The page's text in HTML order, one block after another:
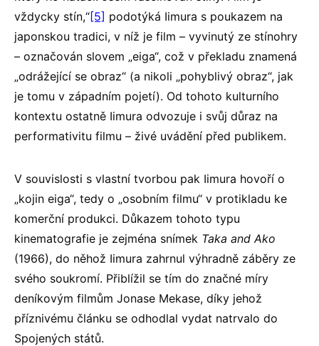
vždycky stín,“[5] podotýká Iimura s poukazem na
japonskou tradici, v níž je film – vyvinutý ze stínohry
– označován slovem „eiga“, což v překladu znamená
„odrážející se obraz“ (a nikoli „pohyblivý obraz“, jak
je tomu v západním pojetí). Od tohoto kulturního
kontextu ostatně Iimura odvozuje i svůj důraz na
performativitu filmu – živé uvádění před publikem.
V souvislosti s vlastní tvorbou pak Iimura hovoří o
„kojin eiga“, tedy o „osobním filmu“ v protikladu ke
komerční produkci. Důkazem tohoto typu
kinematografie je zejména snímek Taka and Ako
(1966), do něhož Iimura zahrnul výhradně záběry ze
svého soukromí. Přiblížil se tím do značné míry
deníkovým filmům Jonase Mekase, díky jehož
příznivému článku se odhodlal vydat natrvalo do
Spojených států.